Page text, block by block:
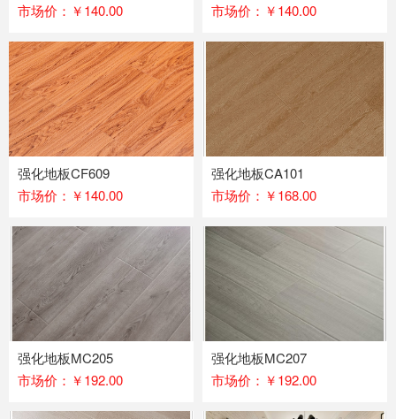
市场价：￥140.00
市场价：￥140.00
强化地板CF609
市场价：￥140.00
强化地板CA101
市场价：￥168.00
强化地板MC205
市场价：￥192.00
强化地板MC207
市场价：￥192.00